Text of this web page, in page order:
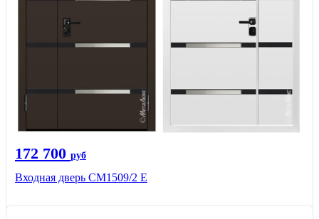
172 700 руб
Входная дверь CМ1509/2 Е